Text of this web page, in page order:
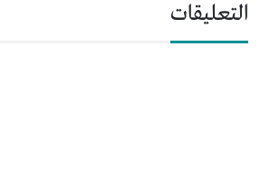
التعليقات